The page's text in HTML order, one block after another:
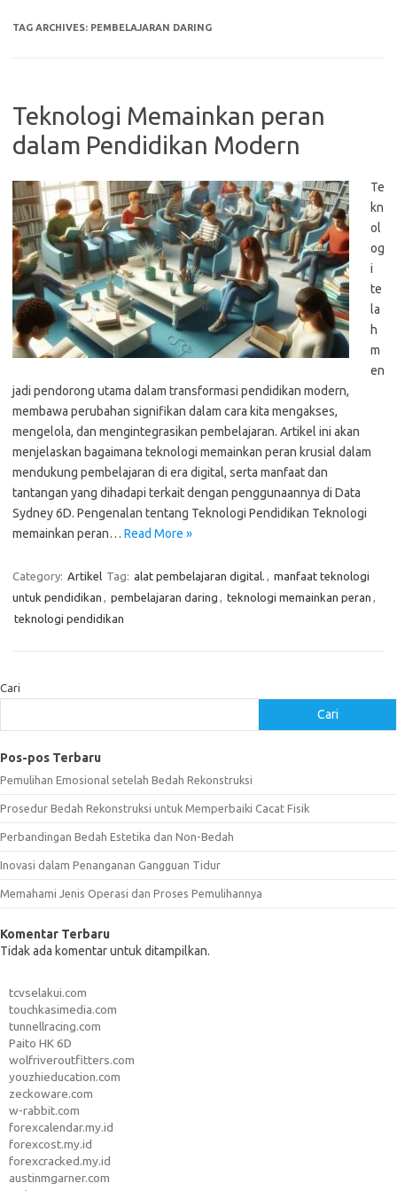
TAG ARCHIVES: PEMBELAJARAN DARING
Teknologi Memainkan peran
dalam Pendidikan Modern
Te
kn
ol
og
i
te
la
h
m
en
jadi pendorong utama dalam transformasi pendidikan modern,
membawa perubahan signifikan dalam cara kita mengakses,
mengelola, dan mengintegrasikan pembelajaran. Artikel ini akan
menjelaskan bagaimana teknologi memainkan peran krusial dalam
mendukung pembelajaran di era digital, serta manfaat dan
tantangan yang dihadapi terkait dengan penggunaannya di Data
Sydney 6D. Pengenalan tentang Teknologi Pendidikan Teknologi
memainkan peran… Read More »
Category: Artikel Tag: alat pembelajaran digital. , manfaat teknologi
untuk pendidikan , pembelajaran daring , teknologi memainkan peran ,
teknologi pendidikan
Cari
Cari
Pos-pos Terbaru
Pemulihan Emosional setelah Bedah Rekonstruksi
Prosedur Bedah Rekonstruksi untuk Memperbaiki Cacat Fisik
Perbandingan Bedah Estetika dan Non-Bedah
Inovasi dalam Penanganan Gangguan Tidur
Memahami Jenis Operasi dan Proses Pemulihannya
Komentar Terbaru
Tidak ada komentar untuk ditampilkan.
tcvselakui.com
touchkasimedia.com
tunnellracing.com
Paito HK 6D
wolfriveroutfitters.com
youzhieducation.com
zeckoware.com
w-rabbit.com
forexcalendar.my.id
forexcost.my.id
forexcracked.my.id
austinmgarner.com